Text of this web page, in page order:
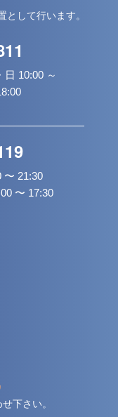
して行います。
日 10:00 ～
〜 21:30
〜 17:30
下さい。